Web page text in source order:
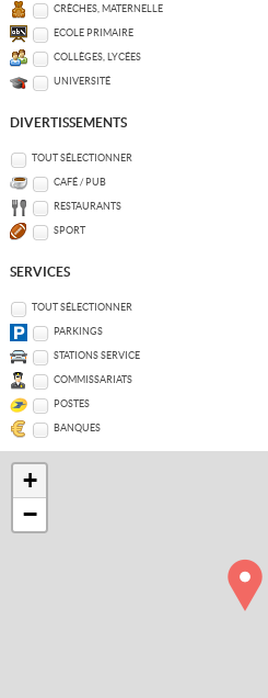
CRÈCHES, MATERNELLE
ECOLE PRIMAIRE
COLLÈGES, LYCÉES
UNIVERSITÉ
DIVERTISSEMENTS
TOUT SÉLECTIONNER
CAFÉ / PUB
RESTAURANTS
SPORT
SERVICES
TOUT SÉLECTIONNER
PARKINGS
STATIONS SERVICE
COMMISSARIATS
POSTES
BANQUES
+
−